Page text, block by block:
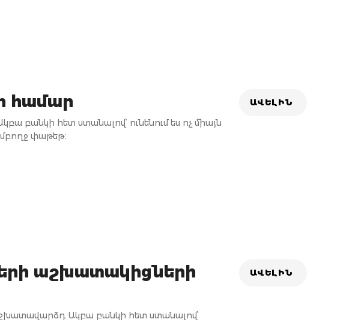
համար
բանկի հետ ստանալով՝ ունենում ես ոչ միայն
փաթեթ։
ԱՎԵԼԻՆ
աշխատակիցների
Ակբա բանկի հետ ստանալով՝
ԱՎԵԼԻՆ